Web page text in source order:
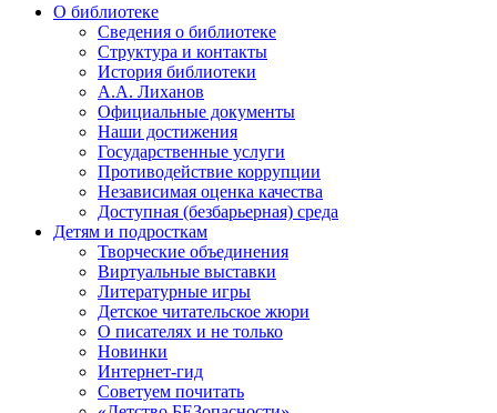
О библиотеке
Сведения о библиотеке
Структура и контакты
История библиотеки
А.А. Лиханов
Официальные документы
Наши достижения
Государственные услуги
Противодействие коррупции
Независимая оценка качества
Доступная (безбарьерная) среда
Детям и подросткам
Творческие объединения
Виртуальные выставки
Литературные игры
Детское читательское жюри
О писателях и не только
Новинки
Интернет-гид
Советуем почитать